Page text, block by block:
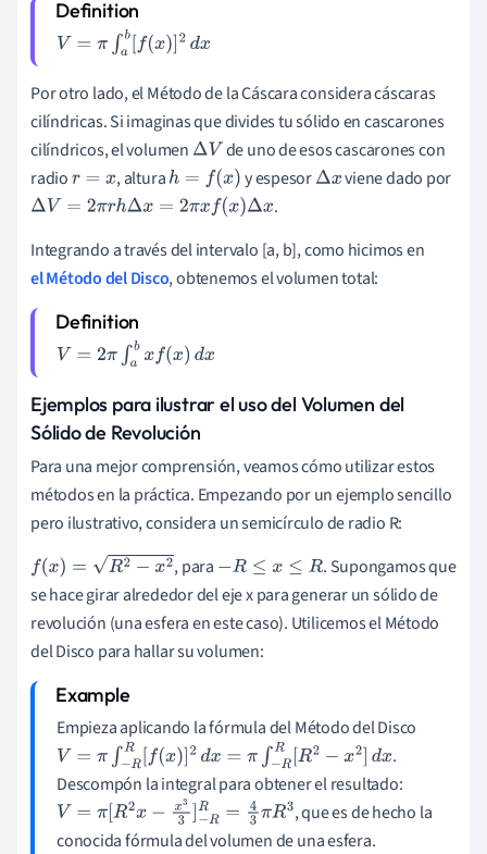
V= π∫ab[f(x)]2dx
Por otro lado, el Método de la Cáscara considera cáscaras
cilíndricas. Si imaginas que divides tu sólido en cascarones
cilíndricos, el volumen ΔV
de uno de esos cascarones con
radior=x , alturah=f(x ) y espesorΔx viene dado por
ΔV=2 πr hΔx=2πxf(x )Δ x
.
Integrando a través del intervalo [a, b], como hicimos en
el Método del Disco, obtenemos el volumen total:
V= 2π abxf(x )dx
Ejemplos para ilustrar el uso del Volumen del
Sólido de Revolución
Para una mejor comprensión, veamos cómo utilizar estos
métodos en la práctica. Empezando por un ejemplo sencillo
pero ilustrativo, considera un semicírculo de radio R:
f(x)=R 2− x2 , para −R≤x ≤R
. Supongamos que
se hace girar alrededor del eje x para generar un sólido de
revolución (una esfera en este caso). Utilicemos el Método
del Disco para hallar su volumen:
Empieza aplicando la fórmula del Método del Disco
V= π∫−RR[f(x)]2dx=π∫ −RR[R 2−x2]dx
.
Descompón la integral para obtener el resultado:
V= π[R2x−x33] −R R=43πR 3
, que es de hecho la
conocida fórmula del volumen de una esfera.